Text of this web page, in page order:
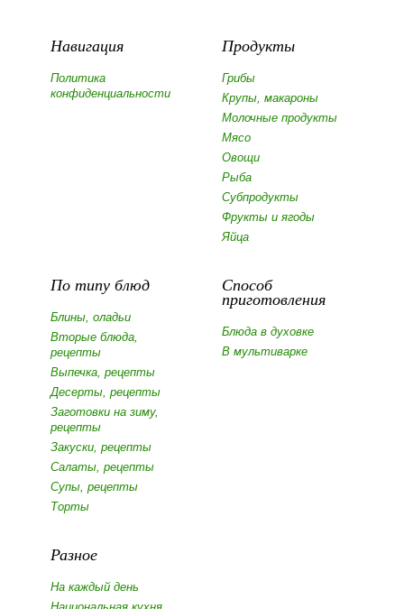
Навигация
Политика
конфиденциальности
Продукты
Грибы
Крупы, макароны
Молочные продукты
Мясо
Овощи
Рыба
Субпродукты
Фрукты и ягоды
Яйца
По типу блюд
Блины, оладьи
Вторые блюда,
рецепты
Выпечка, рецепты
Десерты, рецепты
Заготовки на зиму,
рецепты
Закуски, рецепты
Салаты, рецепты
Супы, рецепты
Торты
Способ
приготовления
Блюда в духовке
В мультиварке
Разное
На каждый день